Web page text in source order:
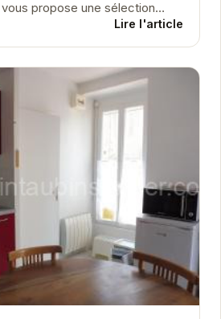
aider dans votre recherche
Lire l'article